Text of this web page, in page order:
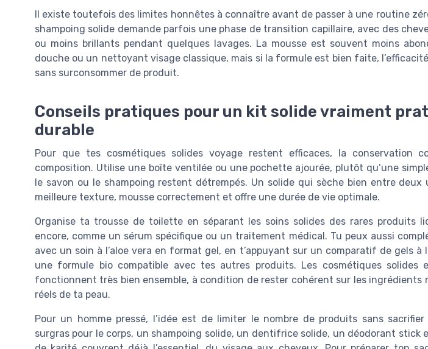
Il existe toutefois des limites honnêtes à connaître avant de passer à une routine
shampoing solide demande parfois une phase de transition capillaire, avec des
ou moins brillants pendant quelques lavages. La mousse est souvent moins
douche ou un nettoyant visage classique, mais si la formule est bien faite,
sans surconsommer de produit.
Conseils pratiques pour un kit solide vraiment
durable
Pour que tes cosmétiques solides voyage restent efficaces, la conservation
composition. Utilise une boîte ventilée ou une pochette ajourée, plutôt qu’une
le savon ou le shampoing restent détrempés. Un solide qui sèche bien entre
meilleure texture, mousse correctement et offre une durée de vie optimale.
Organise ta trousse de toilette en séparant les soins solides des rares produits
encore, comme un sérum spécifique ou un traitement médical. Tu peux aussi
avec un soin à l’aloe vera en format gel, en t’appuyant sur un comparatif de gels à
une formule bio compatible avec tes autres produits. Les cosmétiques solides
fonctionnent très bien ensemble, à condition de rester cohérent sur les ingrédients
réels de ta peau.
Pour un homme pressé, l’idée est de limiter le nombre de produits sans
surgras pour le corps, un shampoing solide, un dentifrice solide, un déodorant stick